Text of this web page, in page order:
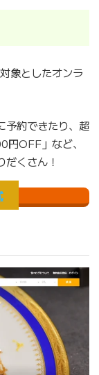
象としたオンラ
予約できたり、超
OFF」など、
くさん！